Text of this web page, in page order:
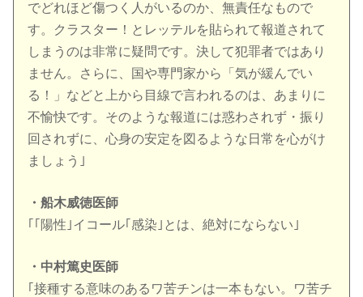
でどれほど傷つく人がいるのか、無責任なもので
す。クラスター！とレッテルを貼られて報道されて
しまうのは非常に疑問です。決して犯罪者ではあり
ません。さらに、国や専門家から「気が緩んでい
る！」などと上から目線で言われるのは、あまりに
不愉快です。そのような報道には惑わされず・振り
回されずに、心身の安定を図るような日常を心がけ
ましょう｣
・船木威徳医師
｢｢陽性｣イコール｢感染｣とは、絶対にならない｣
・中村篤史医師
｢接種する意味のあるワ苦チンは一本もない。ワ苦チ